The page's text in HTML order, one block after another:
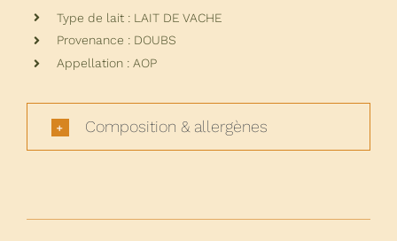
Type de lait : LAIT DE VACHE
Provenance : DOUBS
Appellation : AOP
Composition & allergènes